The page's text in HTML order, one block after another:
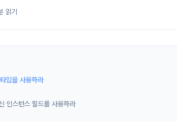
읽기
입을 사용하라
스턴스 필드를 사용하라